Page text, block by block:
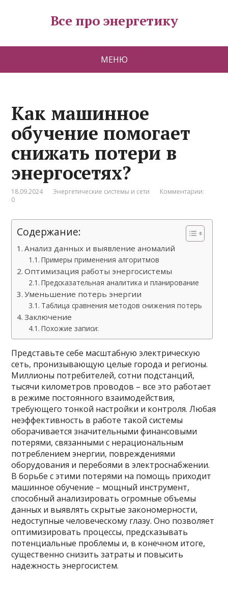
Все про энергетику
МЕНЮ
Как машинное
обучение помогает
снижать потери в
энергосетях?
18.09.2024 Энергетические системы и сети
Комментарии:
0
Содержание:
Анализ данных и выявление аномалий
Примеры применения алгоритмов
Оптимизация работы энергосистемы
Предсказательная аналитика и планирование
Уменьшение потерь энергии
Таблица сравнения методов снижения потерь
Заключение
Похожие записи:
Представьте себе масштабную электрическую
сеть, пронизывающую целые города и регионы.
Миллионы потребителей, сотни подстанций,
тысячи километров проводов – все это работает
в режиме постоянного взаимодействия,
требующего тонкой настройки и контроля. Любая
неэффективность в работе такой системы
оборачивается значительными финансовыми
потерями, связанными с нерациональным
потреблением энергии, повреждениями
оборудования и перебоями в электроснабжении.
В борьбе с этими потерями на помощь приходит
машинное обучение – мощный инструмент,
способный анализировать огромные объемы
данных и выявлять скрытые закономерности,
недоступные человеческому глазу. Оно позволяет
оптимизировать процессы, предсказывать
потенциальные проблемы и, в конечном итоге,
существенно снизить затраты и повысить
надежность энергосистем.